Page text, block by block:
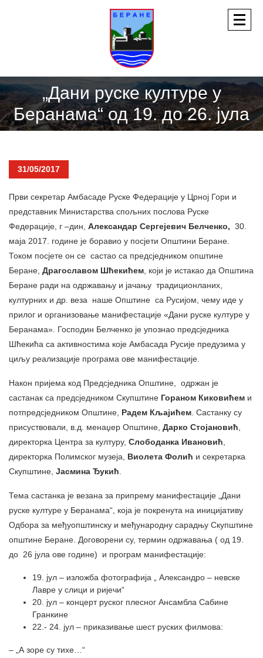
„Дани руске културе у
Беранама“ од 19. до 26. јула
31/05/2017
Први секретар Амбасаде Руске Федерације у Црној Гори и
представник Министарства спољних послова Руске
Федерације, г –дин, Александар Сергејевич Белченко, 30.
маја 2017. године је боравио у посјети Општини Беране.
Током посјете он се састао са предсједником општине
Беране, Драгославом Шћекићем, који је истакао да Општина
Беране ради на одржавању и јачању традиционланих,
културних и др. веза наше Општине са Русијом, чему иде у
прилог и организовање манифестације «Дани руске културе у
Беранама». Господин Белченко је упознао предсједника
Шћекића са активностима које Амбасада Русије предузима у
циљу реализације програма ове манифестације.
Након пријема код Предсједника Општине, одржан је
састанак са предсједником Скупштине Гораном Киковићем и
потпредсједником Општине, Радем Кљајићем. Састанку су
присуствовали, в.д. менаџер Општине, Дарко Стојановић,
директорка Центра за културу, Слободанка Ивановић,
директорка Полимског музеја, Виолета Фолић и секретарка
Скупштине, Јасмина Ђукић.
Тема састанка је везана за припрему манифестације „Дани
руске културе у Беранама“, која је покренута на иницијативу
Одбора за међуопштинску и међународну сарадњу Скупштине
општине Беране. Договорени су, термин одржавања ( од 19.
до 26 јула ове године) и програм манифестације:
19. јул – изложба фотографија „ Александро – невске
Лавре у слици и ријечи“
20. јул – концерт руског плесног Ансамбла Сабине
Гранкине
22.- 24. јул – приказивање шест руских филмова:
– „А зоре су тихе…“